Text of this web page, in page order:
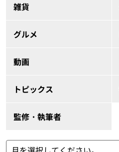
雑貨
グルメ
動画
トピックス
監修・執筆者